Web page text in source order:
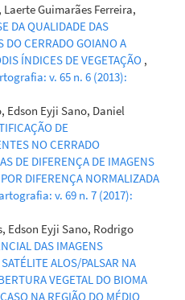
para análise de uso da terra
4A (2020) na bacia
Paraná. Geografia Ensino &
Guimarães Ferreira,
DA QUALIDADE DAS
DO CERRADO GOIANO A
ÍNDICES DE VEGETAÇÃO ,
v. 65 n. 6 (2013):
Edson Eyji Sano, Daniel
DE
NO CERRADO
DE DIFERENÇA DE IMAGENS
DIFERENÇA NORMALIZADA
v. 69 n. 7 (2017):
Edson Eyji Sano, Rodrigo
DAS IMAGENS
ALOS/PALSAR NA
VEGETAL DO BIOMA
NA REGIÃO DO MÉDIO